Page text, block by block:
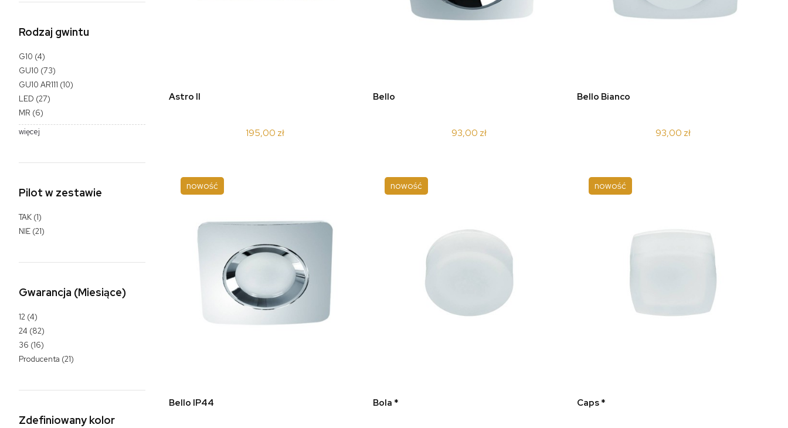
Rodzaj gwintu
G10 (4)
GU10 (73)
GU10 AR111 (10)
LED (27)
MR (6)
więcej
Pilot w zestawie
TAK (1)
NIE (21)
Gwarancja (Miesiące)
12 (4)
24 (82)
36 (16)
Producenta (21)
Zdefiniowany kolor
Astro II
195,00 zł
Bello
93,00 zł
Bello Bianco
93,00 zł
Bello IP44
nowość
Bola *
nowość
Caps *
nowość